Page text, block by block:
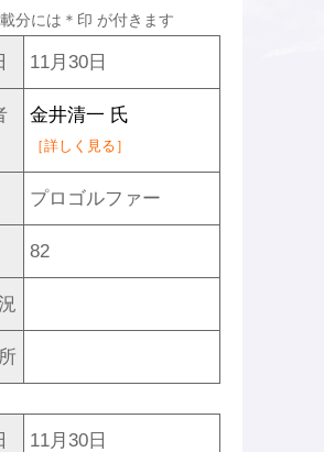
分には ＊ 印 が付きます
11月30日
金井清一 氏
［詳しく見る］
プロゴルファー
82
11月30日